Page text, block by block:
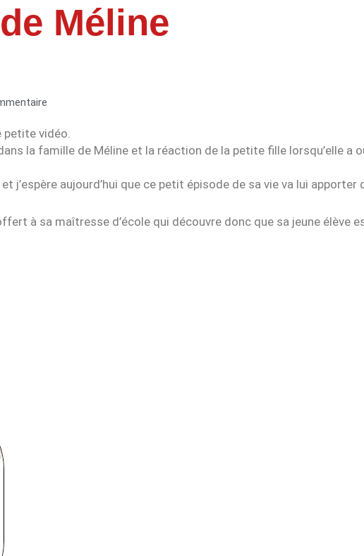
Méline
petite vidéo.
la famille de Méline et la réaction de la petite fille lorsqu’elle a
j’espère aujourd’hui que ce petit épisode de sa vie va lui apporter
à sa maîtresse d’école qui découvre donc que sa jeune élève